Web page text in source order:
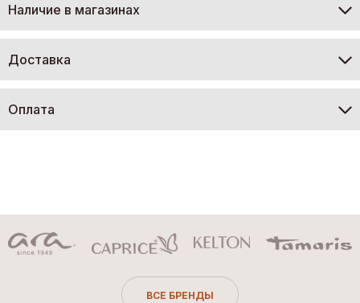
Наличие в магазинах
Доставка
Оплата
ВСЕ БРЕНДЫ